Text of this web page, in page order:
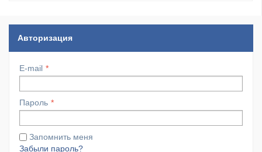
Авторизация
E-mail
Пароль
Запомнить меня
Забыли пароль?